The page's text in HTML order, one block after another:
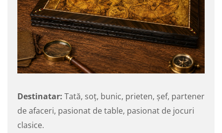
Destinatar: Tată, soț, bunic, prieten, șef, partener
de afaceri, pasionat de table, pasionat de jocuri
clasice.